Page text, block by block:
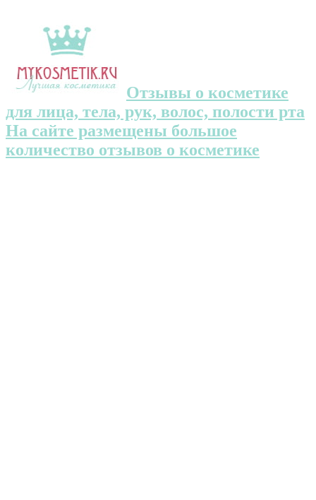
Отзывы о косметике
для лица, тела, рук, волос, полости рта
На сайте размещены большое
количество отзывов о косметике